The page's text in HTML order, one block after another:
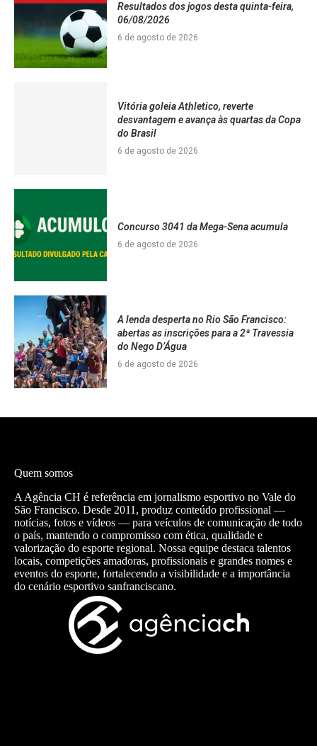
Resultados dos jogos desta quinta-feira,
06/08/2026
6 de agosto de 2026
Vitória goleia Athletico, reverte
desvantagem e avança às quartas da Copa
do Brasil
6 de agosto de 2026
Concurso 3041 da Mega-Sena acumula
6 de agosto de 2026
A lenda desperta no Rio São Francisco:
abertas as inscrições para a 2ª Travessia
do Nego D’Água
6 de agosto de 2026
Quem somos
A Agência CH é referência em jornalismo esportivo no Vale do
São Francisco. Desde 2011, produz conteúdo profissional —
notícias, fotos e vídeos — para veículos de comunicação de todo
o país, mantendo o compromisso com ética, qualidade e
valorização do esporte regional. Nossa equipe destaca talentos
locais, competições amadoras, profissionais e grandes nomes e
eventos do esporte, fortalecendo a visibilidade e a importância
do cenário esportivo sanfranciscano.